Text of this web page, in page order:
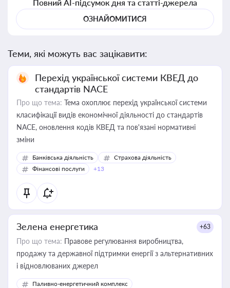
Повний AI-підсумок дня та статті-джерела
ОЗНАЙОМИТИСЯ
Теми, які можуть вас зацікавити:
Перехід української системи КВЕД до
стандартів NACE
Про що тема: Тема охоплює перехід української системи
класифікації видів економічної діяльності до стандартів
NACE, оновлення кодів КВЕД та пов'язані нормативні
зміни
Банківська діяльність
Страхова діяльність
Фінансові послуги
+13
Зелена енергетика +63
Про що тема: Правове регулювання виробництва,
продажу та державної підтримки енергії з альтернативних
і відновлюваних джерел
Паливно-енергетичний комплекс